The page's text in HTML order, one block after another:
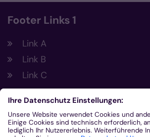
Footer Links 1
Link A
Link B
Link C
Footer Links 2
Link A